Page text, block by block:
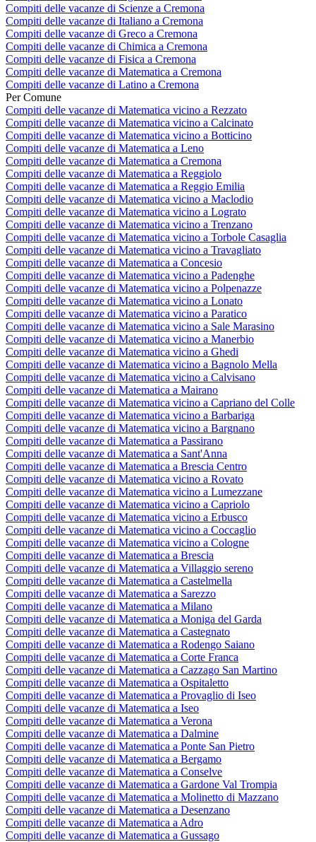
Compiti delle vacanze di Scienze a Cremona
Compiti delle vacanze di Italiano a Cremona
Compiti delle vacanze di Greco a Cremona
Compiti delle vacanze di Chimica a Cremona
Compiti delle vacanze di Fisica a Cremona
Compiti delle vacanze di Matematica a Cremona
Compiti delle vacanze di Latino a Cremona
Per Comune
Compiti delle vacanze di Matematica vicino a Rezzato
Compiti delle vacanze di Matematica vicino a Calcinato
Compiti delle vacanze di Matematica vicino a Botticino
Compiti delle vacanze di Matematica a Leno
Compiti delle vacanze di Matematica a Cremona
Compiti delle vacanze di Matematica a Reggiolo
Compiti delle vacanze di Matematica a Reggio Emilia
Compiti delle vacanze di Matematica vicino a Maclodio
Compiti delle vacanze di Matematica vicino a Lograto
Compiti delle vacanze di Matematica vicino a Trenzano
Compiti delle vacanze di Matematica vicino a Torbole Casaglia
Compiti delle vacanze di Matematica vicino a Travagliato
Compiti delle vacanze di Matematica a Concesio
Compiti delle vacanze di Matematica vicino a Padenghe
Compiti delle vacanze di Matematica vicino a Polpenazze
Compiti delle vacanze di Matematica vicino a Lonato
Compiti delle vacanze di Matematica vicino a Paratico
Compiti delle vacanze di Matematica vicino a Sale Marasino
Compiti delle vacanze di Matematica vicino a Manerbio
Compiti delle vacanze di Matematica vicino a Ghedi
Compiti delle vacanze di Matematica vicino a Bagnolo Mella
Compiti delle vacanze di Matematica vicino a Calvisano
Compiti delle vacanze di Matematica a Mairano
Compiti delle vacanze di Matematica vicino a Capriano del Colle
Compiti delle vacanze di Matematica vicino a Barbariga
Compiti delle vacanze di Matematica vicino a Bargnano
Compiti delle vacanze di Matematica a Passirano
Compiti delle vacanze di Matematica a Sant'Anna
Compiti delle vacanze di Matematica a Brescia Centro
Compiti delle vacanze di Matematica vicino a Rovato
Compiti delle vacanze di Matematica vicino a Lumezzane
Compiti delle vacanze di Matematica vicino a Capriolo
Compiti delle vacanze di Matematica vicino a Erbusco
Compiti delle vacanze di Matematica vicino a Coccaglio
Compiti delle vacanze di Matematica vicino a Cologne
Compiti delle vacanze di Matematica a Brescia
Compiti delle vacanze di Matematica a Villaggio sereno
Compiti delle vacanze di Matematica a Castelmella
Compiti delle vacanze di Matematica a Sarezzo
Compiti delle vacanze di Matematica a Milano
Compiti delle vacanze di Matematica a Moniga del Garda
Compiti delle vacanze di Matematica a Castegnato
Compiti delle vacanze di Matematica a Rodengo Saiano
Compiti delle vacanze di Matematica a Corte Franca
Compiti delle vacanze di Matematica a Cazzago San Martino
Compiti delle vacanze di Matematica a Ospitaletto
Compiti delle vacanze di Matematica a Provaglio di Iseo
Compiti delle vacanze di Matematica a Iseo
Compiti delle vacanze di Matematica a Verona
Compiti delle vacanze di Matematica a Dalmine
Compiti delle vacanze di Matematica a Ponte San Pietro
Compiti delle vacanze di Matematica a Bergamo
Compiti delle vacanze di Matematica a Conselve
Compiti delle vacanze di Matematica a Gardone Val Trompia
Compiti delle vacanze di Matematica a Molinetto di Mazzano
Compiti delle vacanze di Matematica a Desenzano
Compiti delle vacanze di Matematica a Adro
Compiti delle vacanze di Matematica a Gussago